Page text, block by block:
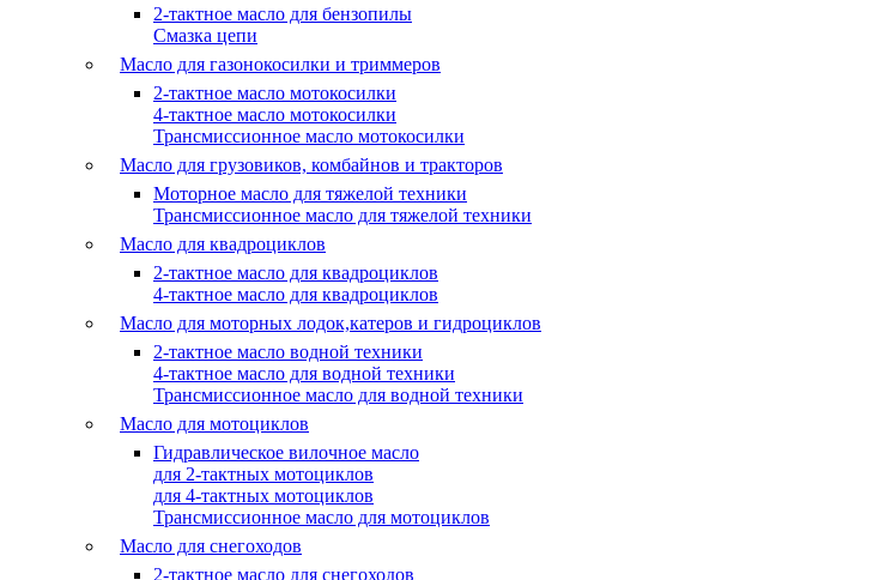
2-тактное масло для бензопилы
Cмазка цепи
Масло для газонокосилки и триммеров
2-тактное масло мотокосилки
4-тактное масло мотокосилки
Трансмиссионное масло мотокосилки
Масло для грузовиков, комбайнов и тракторов
Моторное масло для тяжелой техники
Трансмиссионное масло для тяжелой техники
Масло для квадроциклов
2-тактное масло для квадроциклов
4-тактное масло для квадроциклов
Масло для моторных лодок,катеров и гидроциклов
2-тактное масло водной техники
4-тактное масло для водной техники
Трансмиссионное масло для водной техники
Масло для мотоциклов
Гидравлическое вилочное масло
для 2-тактных мотоциклов
для 4-тактных мотоциклов
Трансмиссионное масло для мотоциклов
Масло для снегоходов
2-тактное масло для снегоходов